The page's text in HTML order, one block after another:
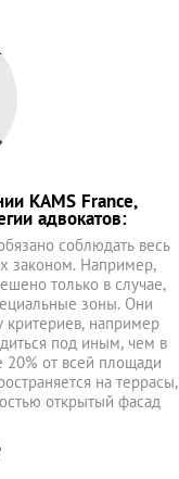
KAMS France,
адвокатов:
соблюдать весь
законом. Например,
только в случае,
зоны. Они
критериев, например
под иным, чем в
20% от всей площади
на террасы,
открытый фасад